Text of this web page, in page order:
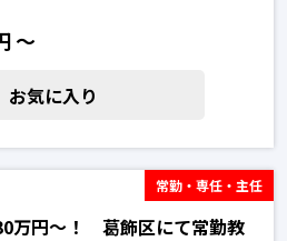
〜
お気に入り
常勤・専任・主任
万円～！ 葛飾区にて常勤教